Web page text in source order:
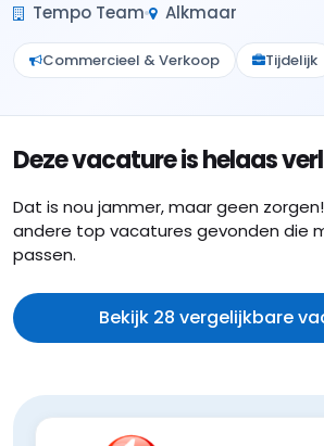
Tempo Team Alkmaar
Commercieel & Verkoop Tijdelijk
Deze vacature is helaas
Dat is nou jammer, maar geen
andere top vacatures gevonden die
passen.
Bekijk 28 vergelijkbare